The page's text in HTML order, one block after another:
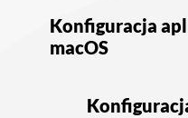
wpisuKonfiguracja
macOS